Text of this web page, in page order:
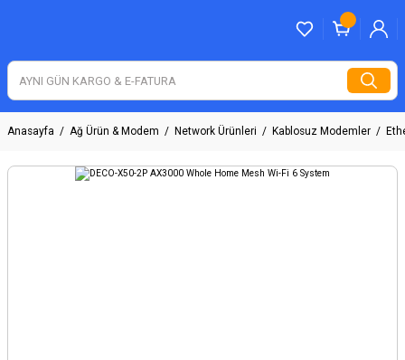
Anasayfa Ağ Ürün & Modem Network Ürünleri Kablosuz Modemler